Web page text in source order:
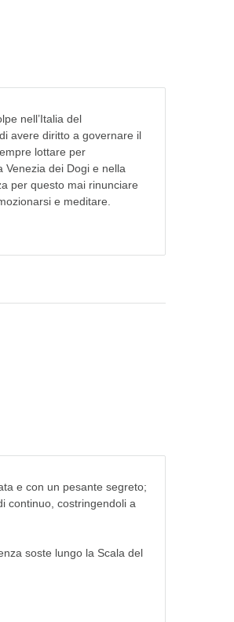
nell’Italia del
avere diritto a governare il
lottare per
Venezia dei Dogi e nella
per questo mai rinunciare
e meditare.
e con un pesante segreto;
continuo, costringendoli a
soste lungo la Scala del